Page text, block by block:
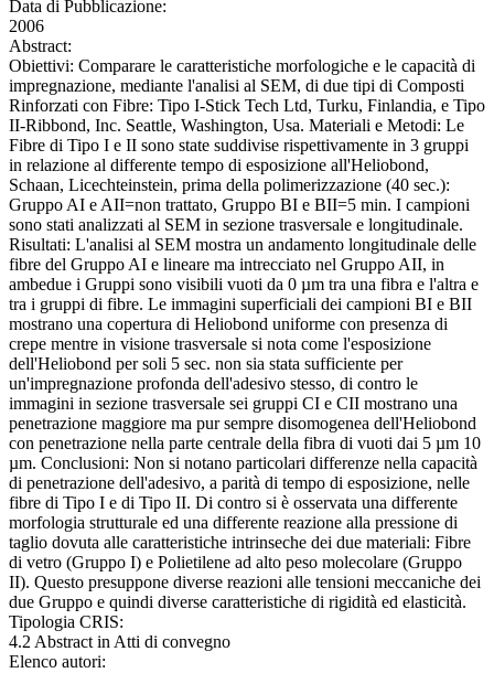
Data di Pubblicazione:
2006
Abstract:
Obiettivi: Comparare le caratteristiche morfologiche e le capacità di
impregnazione, mediante l'analisi al SEM, di due tipi di Composti
Rinforzati con Fibre: Tipo I-Stick Tech Ltd, Turku, Finlandia, e Tipo
II-Ribbond, Inc. Seattle, Washington, Usa. Materiali e Metodi: Le
Fibre di Tipo I e II sono state suddivise rispettivamente in 3 gruppi
in relazione al differente tempo di esposizione all'Heliobond,
Schaan, Licechteinstein, prima della polimerizzazione (40 sec.):
Gruppo AI e AII=non trattato, Gruppo BI e BII=5 min. I campioni
sono stati analizzati al SEM in sezione trasversale e longitudinale.
Risultati: L'analisi al SEM mostra un andamento longitudinale delle
fibre del Gruppo AI e lineare ma intrecciato nel Gruppo AII, in
ambedue i Gruppi sono visibili vuoti da 0 µm tra una fibra e l'altra e
tra i gruppi di fibre. Le immagini superficiali dei campioni BI e BII
mostrano una copertura di Heliobond uniforme con presenza di
crepe mentre in visione trasversale si nota come l'esposizione
dell'Heliobond per soli 5 sec. non sia stata sufficiente per
un'impregnazione profonda dell'adesivo stesso, di contro le
immagini in sezione trasversale sei gruppi CI e CII mostrano una
penetrazione maggiore ma pur sempre disomogenea dell'Heliobond
con penetrazione nella parte centrale della fibra di vuoti dai 5 µm 10
µm. Conclusioni: Non si notano particolari differenze nella capacità
di penetrazione dell'adesivo, a parità di tempo di esposizione, nelle
fibre di Tipo I e di Tipo II. Di contro si è osservata una differente
morfologia strutturale ed una differente reazione alla pressione di
taglio dovuta alle caratteristiche intrinseche dei due materiali: Fibre
di vetro (Gruppo I) e Polietilene ad alto peso molecolare (Gruppo
II). Questo presuppone diverse reazioni alle tensioni meccaniche dei
due Gruppo e quindi diverse caratteristiche di rigidità ed elasticità.
Tipologia CRIS:
4.2 Abstract in Atti di convegno
Elenco autori: